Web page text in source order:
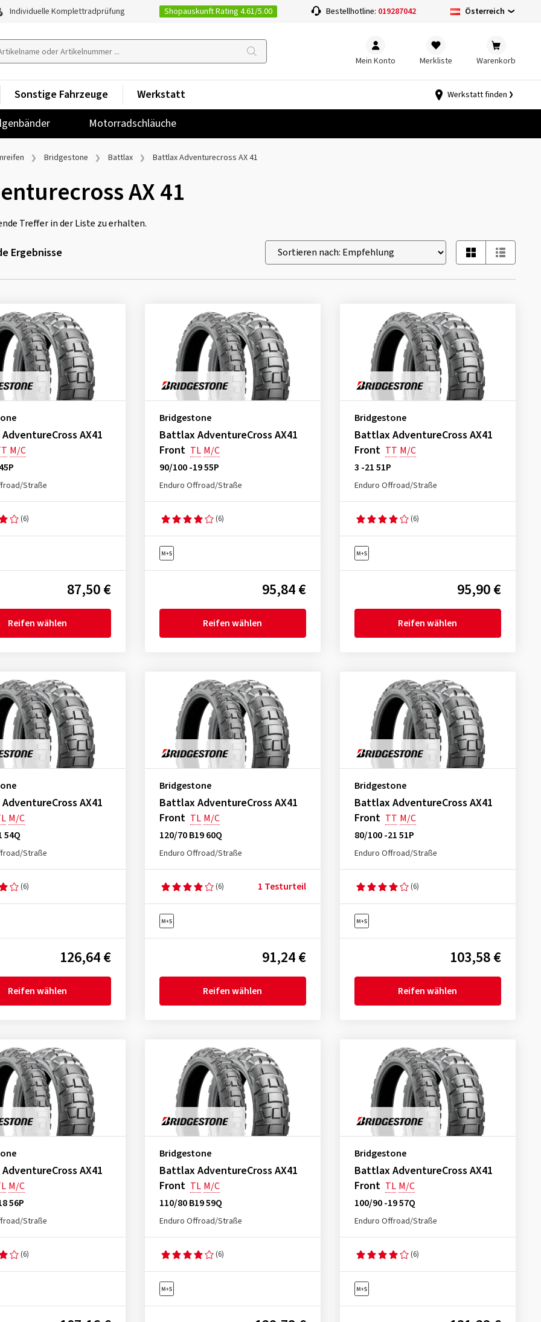
Individuelle Komplettradprüfung Shopauskunft Rating 4.61/5.00 Bestellhotline: 019287042 Österreich
Mein Konto Merkliste Warenkorb
Motorradschläuche
Sonstige Fahrzeuge Werkstatt Werkstatt finden
Bridgestone Battlax Battlax Adventurecross AX 41
AX 41
Treffer in der Liste zu erhalten.
Ergebnisse
AX41
M/C
Straße
(6)
87,50 €
Reifen wählen
Bridgestone
Battlax AdventureCross AX41
Front TL M/C
90/100 -19 55P
Enduro Offroad/Straße
(6)
95,84 €
Reifen wählen
Bridgestone
Battlax AdventureCross AX41
Front TT M/C
3 -21 51P
Enduro Offroad/Straße
(6)
95,90 €
Reifen wählen
AX41
M/C
54Q
Straße
(6)
126,64 €
Reifen wählen
Bridgestone
Battlax AdventureCross AX41
Front TL M/C
120/70 B19 60Q
Enduro Offroad/Straße
(6) 1 Testurteil
91,24 €
Reifen wählen
Bridgestone
Battlax AdventureCross AX41
Front TT M/C
80/100 -21 51P
Enduro Offroad/Straße
(6)
103,58 €
Reifen wählen
AX41
M/C
56P
Straße
(6)
Bridgestone
Battlax AdventureCross AX41
Front TL M/C
110/80 B19 59Q
Enduro Offroad/Straße
(6)
Bridgestone
Battlax AdventureCross AX41
Front TL M/C
100/90 -19 57Q
Enduro Offroad/Straße
(6)